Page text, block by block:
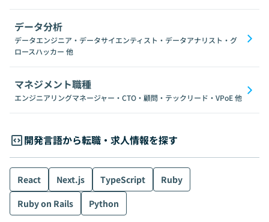
データ分析
データエンジニア・データサイエンティスト・データアナリスト・グ
ロースハッカー 他
マネジメント職種
エンジニアリングマネージャー・CTO・顧問・テックリード・VPoE他
開発言語から転職・求人情報を探す
React Next.js TypeScript
Ruby
Ruby on Rails
Python